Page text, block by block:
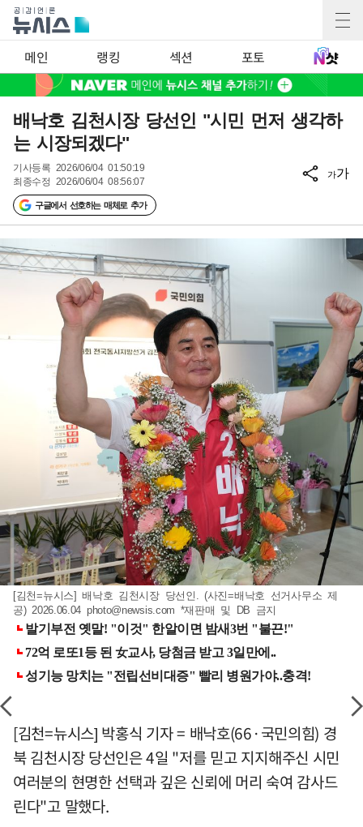
메인 랭킹 섹션 포토
배낙호 김천시장 당선인 "시민 먼저 생각하
는 시장되겠다"
기사등록 2026/06/04 01:50:19
최종수정 2026/06/04 08:56:07
구글에서 선호하는 매체로 추가
가가
[김천=뉴시스] 배낙호 김천시장 당선인. (사진=배낙호 선거사무소 제
공) 2026.06.04 photo@newsis.com *재판매 및 DB 금지
[김천=뉴시스] 박홍식 기자 = 배낙호(66·국민의힘) 경
북 김천시장 당선인은 4일 "저를 믿고 지지해주신 시민
여러분의 현명한 선택과 깊은 신뢰에 머리 숙여 감사드
린다"고 말했다.